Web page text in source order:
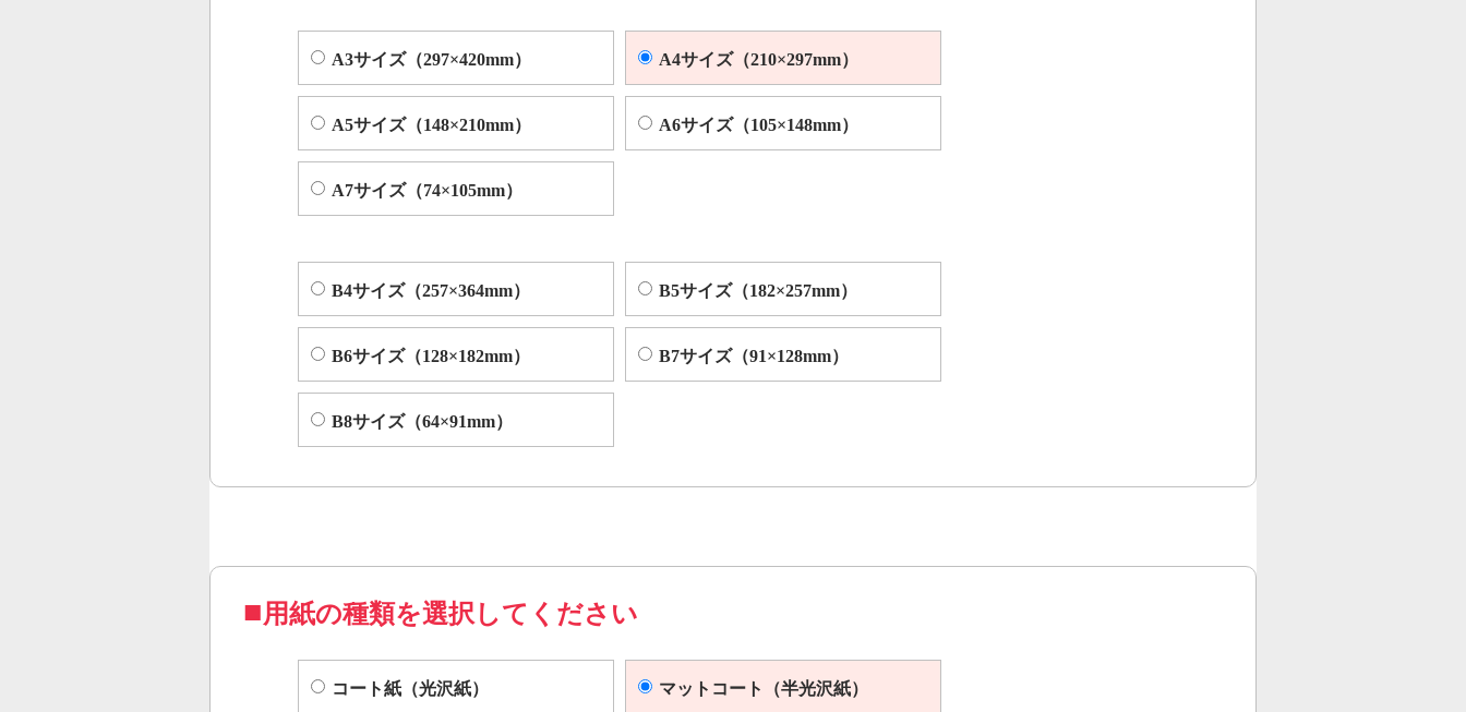
A3サイズ（297×420mm） A4サイズ（210×297mm）
A5サイズ（148×210mm） A6サイズ（105×148mm）
A7サイズ（74×105mm）
B4サイズ（257×364mm） B5サイズ（182×257mm）
B6サイズ（128×182mm） B7サイズ（91×128mm）
B8サイズ（64×91mm）
用紙の種類を選択してください
コート紙（光沢紙） マットコート（半光沢紙）